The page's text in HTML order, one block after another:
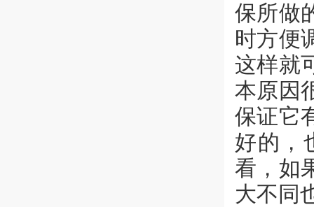
保所做
时方便
这样就
本原因
保证它
好的，
看，如
大不同